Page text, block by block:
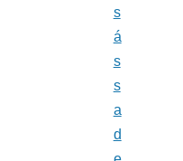
s
á
s
s
a
d